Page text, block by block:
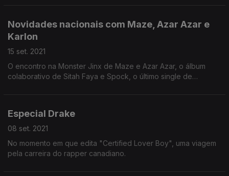
Novidades nacionais com Maze, Azar Azar e
Karlon
15 set. 2021
O encontro na Monster Jinx de Maze e Azar Azar, o álbum
colaborativo de Sitah Faya e Spock, o último single de
Especial Drake
08 set. 2021
No momento em que edita "Certified Lover Boy", uma viagem
pela carreira do rapper canadiano.